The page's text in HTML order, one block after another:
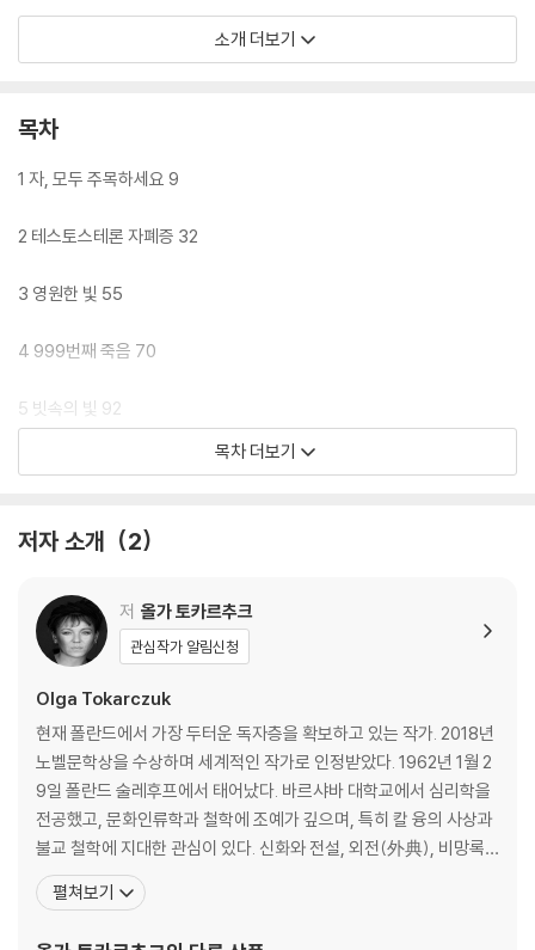
매혹적이고 철학적인 텍스트 ?《타임》
======================================
■ 『죽은 이들의 뼈 위로 쟁기를 끌어라』에 쏟아진 찬사
이 작품이 폴란드에서 많은 논란을 불러일으킨 것은 당연한 일이다. 현재
폴란드에서 정치적 나침반은 급격히 오른쪽을 향하고 있으며, 여성과 동물
의 권리 수호는 뜨거운 화두다. (……) 뛰어난 지성과 무정부적 감성으로
무장한 작가가 쓴 이 책에는 스릴러와 코미디, 정치적 단상이 절묘하게 결
소개 더보기
목차
1 자, 모두 주목하세요 9
2 테스토스테론 자폐증 32
3 영원한 빛 55
4 999번째 죽음 70
5 빗속의 빛 92
9 가장 작은 것 속에 가장 큰 것이 있다 193
10 머리대장 209
11 박쥐의 노래 226
12 추파카브라 251
목차 더보기
저자 소개 2
저 올가 토카르추크
관심작가 알림신청
Olga Tokarczuk
현재 폴란드에서 가장 두터운 독자층을 확보하고 있는 작가. 2018년
노벨문학상을 수상하며 세계적인 작가로 인정받았다. 1962년 1월 2
9일 폴란드 술레후프에서 태어났다. 바르샤바 대학교에서 심리학을
전공했고, 문화인류학과 철학에 조예가 깊으며, 특히 칼 융의 사상과
불교 철학에 지대한 관심이 있다. 신화와 전설, 외전(外典), 비망록
등 다양한 장르를 차용해, 인간의 실존적 고독, 소통의 부재, 이율배
반적인 욕망 등을 특유의 예리하면서도 섬세한 시각으로 포착한다.
펼쳐보기